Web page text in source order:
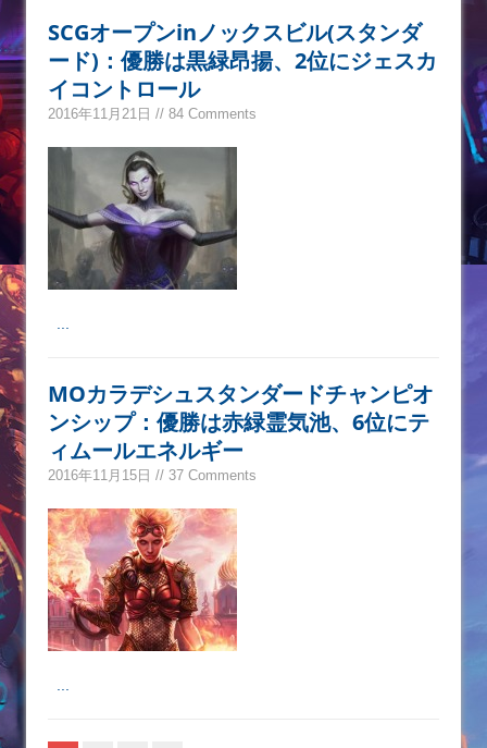
SCGオープンinノックスビル(スタンダ
ード)：優勝は黒緑昂揚、2位にジェスカ
イコントロール
2016年11月21日 // 84 Comments
MOカラデシュスタンダードチャンピオ
ンシップ：優勝は赤緑霊気池、6位にテ
ィムールエネルギー
2016年11月15日 // 37 Comments